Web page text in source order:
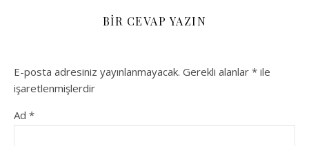
BIR CEVAP YAZIN
E-posta adresiniz yayınlanmayacak. Gerekli alanlar * ile
işaretlenmişlerdir
Ad *